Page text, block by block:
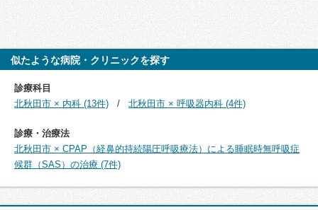
似たような病院・クリニックを探す
診療科目
北秋田市 × 内科 (13件)
北秋田市 × 呼吸器内科 (4件)
診療・治療法
北秋田市 × CPAP（経鼻的持続陽圧呼吸療法）による睡眠時無呼吸症
候群（SAS）の治療 (7件)